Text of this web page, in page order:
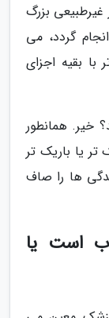
غیرطبیعی بزرگ
گردد، می
با بقیه اجزای
خیر. همانطور
تر یا باریک تر
ها را صاف
است یا